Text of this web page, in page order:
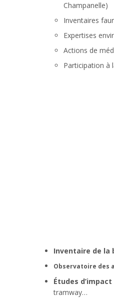
Champanelle)
Inventaires
Expertises
Actions de
Participation à
Inventaire de la
Observatoire des
Études d’impact
tramway…